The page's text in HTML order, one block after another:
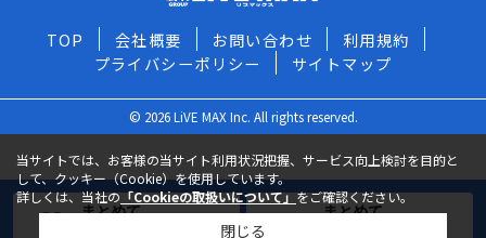
まとめて
まとめて
TOP 会社概要 お問い合わせ
利用規約
プライバシーポリシー
サイトマップ
© 2026 LiVE MAX Inc. All rights reserved.
当サイトでは、お客様の当サイト利用状況把握、サービス向上検討を目的と
して、クッキー（Cookie）を使用しています。
詳しくは、当社の「Cookieの取扱いについて」をご確認ください。
閉じる